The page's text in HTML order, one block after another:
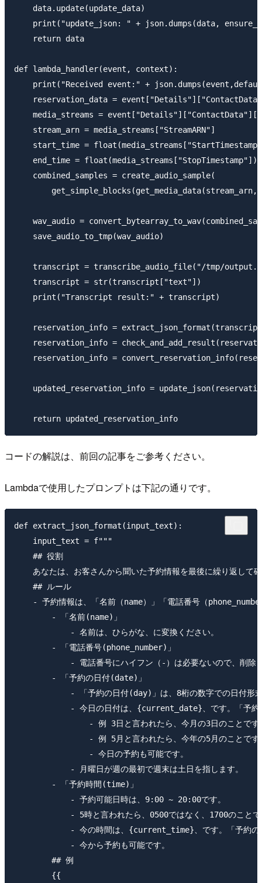
    data.update(update_data)
print("update_json: " + json.dumps(data,
    return data
def lambda_handler(event, context):
print("Received event:" +
reservation_data =
media_streams =
    stream_arn = media_streams["StreamARN"]
start_time =
end_time = float(media_streams["StopTimestamp"])
    combined_samples = create_audio_sample(
get_simple_blocks(get_media_data(stream_arn,
wav_audio =
    save_audio_to_tmp(wav_audio)
transcript = transcribe_audio_file("/tmp/
    transcript = str(transcript["text"])
    print("Transcript result:" + transcript)
reservation_info =
reservation_info =
reservation_info =
updated_reservation_info =
コードの解説は、前回の記事をご参考ください。
Lambdaで使用したプロンプトは下記の通りです。
def extract_json_format(input_text):
    input_text = f"""
    ## 役割
あなたは、お客さんから聞いた予約情報を最後に繰り返して
    ## ルール
- 予約情報は、「名前（name）」「電話番号（
        - 「名前(name)」
            - 名前は、ひらがな、に変換ください。
        - 「電話番号(phone_number)」
- 電話番号にハイフン（-）は必要ないので、削除
        - 「予約の日付(date)」
- 「予約の日付(day)」は、8桁の数字での日付形
- 今日の日付は、{current_date}、です。「予約
- 例 3日と言われたら、今月の3日のことです
- 例 5月と言われたら、今年の5月のことです
                - 今日の予約も可能です。
            - 月曜日が週の最初で週末は土日を指します。
        - 「予約時間(time)」
            - 予約可能日時は、9:00 ~ 20:00です。
- 5時と言われたら、0500ではなく、1700のことで
- 今の時間は、{current_time}、です。「予約の
            - 今から予約も可能です。
        ## 例
        {{